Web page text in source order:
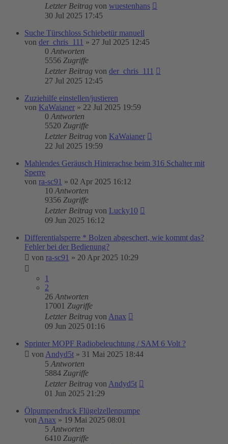
Letzter Beitrag von wuestenhans
30 Jul 2025 17:45
Suche Türschloss Schiebetür manuell
von der_chris_111 » 27 Jul 2025 12:45
0 Antworten
5556 Zugriffe
Letzter Beitrag von der_chris_111
27 Jul 2025 12:45
Zuziehilfe einstellen/justieren
von KaWaianer » 22 Jul 2025 19:59
0 Antworten
5520 Zugriffe
Letzter Beitrag von KaWaianer
22 Jul 2025 19:59
Mahlendes Geräusch Hinterachse beim 316 Schalter mit
Sperre
von ra-sc91 » 02 Apr 2025 16:12
10 Antworten
9356 Zugriffe
Letzter Beitrag von Lucky10
09 Jun 2025 16:12
Differentialsperre * Bolzen abgeschert, wie kommt das?
Fehler bei der Bedienung?
von ra-sc91 » 20 Apr 2025 10:29
1
2
26 Antworten
17001 Zugriffe
Letzter Beitrag von Anax
09 Jun 2025 01:16
Sprinter MOPF Radiobeleuchtung / SAM 6 Volt ?
von Andyd5t » 31 Mai 2025 18:44
5 Antworten
5884 Zugriffe
Letzter Beitrag von Andyd5t
01 Jun 2025 21:29
Ölpumpendruck Flügelzellenpumpe
von Anax » 19 Mai 2025 08:01
5 Antworten
6410 Zugriffe